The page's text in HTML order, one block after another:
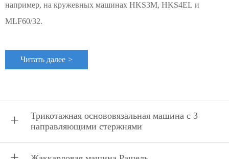
например, на кружевных машинах HKS3M, HKS4EL и
MLF60/32.
Читать далее >
Трикотажная основовязальная машина с 3
направляющими стержнями